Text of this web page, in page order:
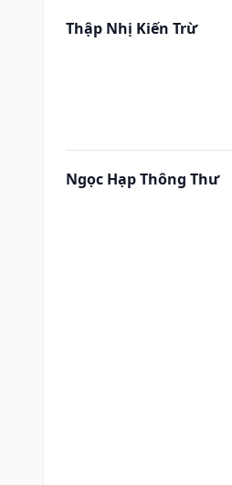
Thập Nhị Kiến Trừ
Ngọc Hạp Thông Thư